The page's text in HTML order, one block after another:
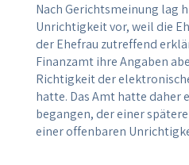
Nach Gerichtsmeinung lag
Unrichtigkeit vor, weil die
der Ehefrau zutreffend
Finanzamt ihre Angaben
Richtigkeit der
hatte. Das Amt hatte
begangen, der einer
einer offenbaren